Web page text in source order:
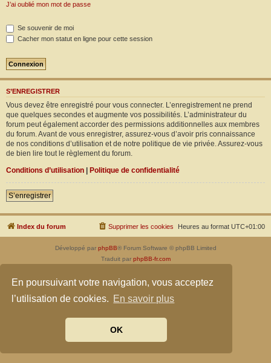
En poursuivant votre navigation, vous acceptez
l’utilisation de cookies. En savoir plus
OK
J’ai oublié mon mot de passe
Se souvenir de moi
Cacher mon statut en ligne pour cette session
S’ENREGISTRER
Vous devez être enregistré pour vous connecter. L’enregistrement ne prend
que quelques secondes et augmente vos possibilités. L’administrateur du
forum peut également accorder des permissions additionnelles aux membres
du forum. Avant de vous enregistrer, assurez-vous d’avoir pris connaissance
de nos conditions d’utilisation et de notre politique de vie privée. Assurez-vous
de bien lire tout le règlement du forum.
Conditions d’utilisation | Politique de confidentialité
S’enregistrer
Index du forum Heures au format UTC+01:00
Supprimer les cookies
Développé par phpBB® Forum Software © phpBB Limited
Traduit par phpBB-fr.com